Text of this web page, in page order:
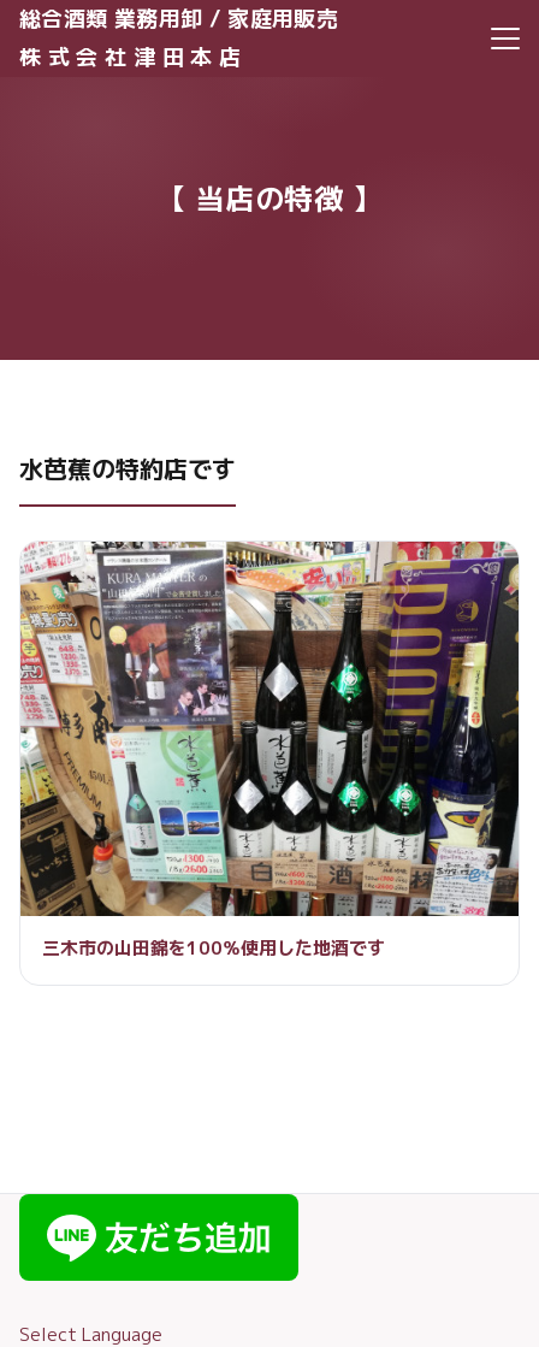
総合酒類 業務用卸 / 家庭用販売
株 式 会 社 津 田 本 店
メニ
【 当店の特徴 】
水芭蕉の特約店です
三木市の山田錦を100％使用した地酒です
Select Language